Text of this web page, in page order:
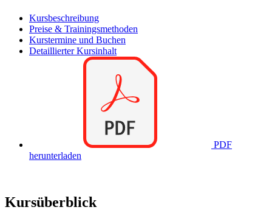
Kursbeschreibung
Preise & Trainingsmethoden
Kurstermine und Buchen
Detaillierter Kursinhalt
PDF
herunterladen
Kursüberblick